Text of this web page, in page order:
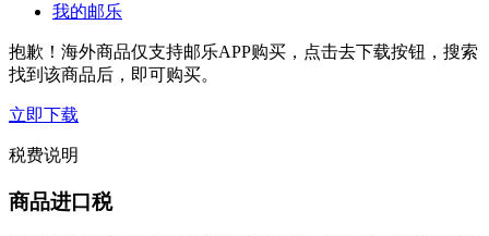
我的邮乐
抱歉！海外商品仅支持邮乐APP购买，点击去下载按钮，搜索
找到该商品后，即可购买。
立即下载
税费说明
商品进口税